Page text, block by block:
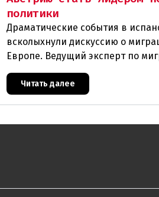
политики
Драматические события в
всколыхнули дискуссию о
Европе. Ведущий эксперт по
один из архитекторов
Читать далее